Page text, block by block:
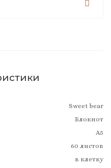
Sweet bear
Блокнот
А5
60 листов
в клетку